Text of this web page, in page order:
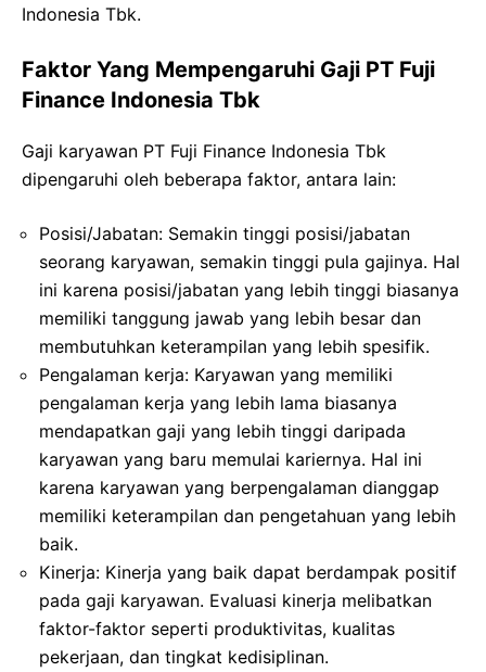
Indonesia Tbk.
Faktor Yang Mempengaruhi Gaji PT Fuji
Finance Indonesia Tbk
Gaji karyawan PT Fuji Finance Indonesia Tbk
dipengaruhi oleh beberapa faktor, antara lain:
Posisi/Jabatan: Semakin tinggi posisi/jabatan
seorang karyawan, semakin tinggi pula gajinya. Hal
ini karena posisi/jabatan yang lebih tinggi biasanya
memiliki tanggung jawab yang lebih besar dan
membutuhkan keterampilan yang lebih spesifik.
Pengalaman kerja: Karyawan yang memiliki
pengalaman kerja yang lebih lama biasanya
mendapatkan gaji yang lebih tinggi daripada
karyawan yang baru memulai kariernya. Hal ini
karena karyawan yang berpengalaman dianggap
memiliki keterampilan dan pengetahuan yang lebih
baik.
Kinerja: Kinerja yang baik dapat berdampak positif
pada gaji karyawan. Evaluasi kinerja melibatkan
faktor-faktor seperti produktivitas, kualitas
pekerjaan, dan tingkat kedisiplinan.